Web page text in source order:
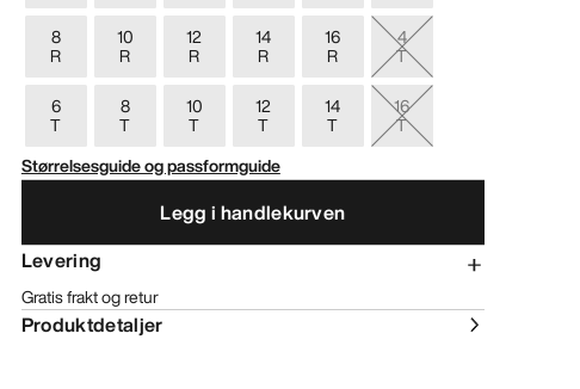
8
R
10
R
12
R
14
R
16
R
4
T
6
T
8
T
10
T
12
T
14
T
16
T
Størrelsesguide og passformguide
Legg i handlekurven
Levering
Gratis frakt og retur
Produktdetaljer